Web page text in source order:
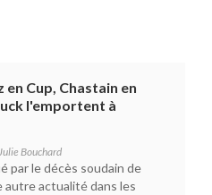
en Cup, Chastain en
l'emportent à
Bouchard
par le décès soudain de
actualité dans les